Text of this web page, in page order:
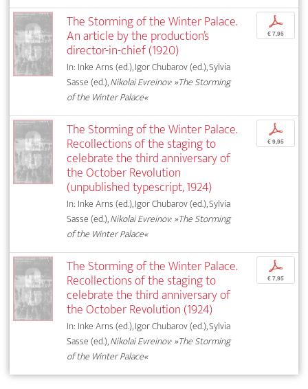
The Storming of the Winter Palace.
An article by the production’s
director-in-chief (1920)
In: Inke Arns (ed.), Igor Chubarov (ed.), Sylvia
Sasse (ed.),Nikolai Evreinov: »The Storming
of the Winter Palace«
p
€ 7,95
The Storming of the Winter Palace.
Recollections of the staging to
celebrate the third anniversary of
the October Revolution
(unpublished typescript, 1924)
In: Inke Arns (ed.), Igor Chubarov (ed.), Sylvia
Sasse (ed.),Nikolai Evreinov: »The Storming
of the Winter Palace«
p
€ 9,95
The Storming of the Winter Palace.
Recollections of the staging to
celebrate the third anniversary of
the October Revolution (1924)
In: Inke Arns (ed.), Igor Chubarov (ed.), Sylvia
Sasse (ed.),Nikolai Evreinov: »The Storming
of the Winter Palace«
p
€ 7,95